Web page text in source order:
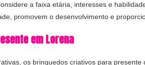
a faixa etária, interesses e
promovem o desenvolvimento e
em Lorena
os brinquedos criativos para